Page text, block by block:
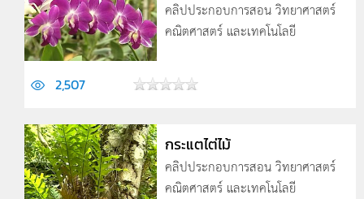
คลิปประกอบการสอน วิทยาศาสตร์
คณิตศาสตร์ และเทคโนโลยี
2,507
กระแตไต่ไม้
คลิปประกอบการสอน วิทยาศาสตร์
คณิตศาสตร์ และเทคโนโลยี